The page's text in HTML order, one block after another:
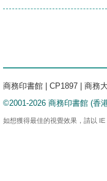
商務印書館 CP1897 商務
©2001-2026 商務印書館 (香
如想獲得最佳的視覺效果，請以